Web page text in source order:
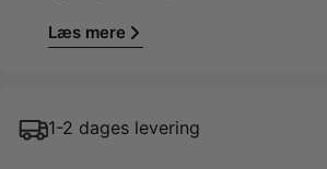
Læs mere
1-2 dages levering